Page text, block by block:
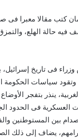
كتب مقالا معبرا فى
حالة الهلع،
فى تاريخ
سياسات الحكومة
ينذر بتفجر
العسكرية فى الحدود
بين المستوطنين
يضاف إلى ذلك